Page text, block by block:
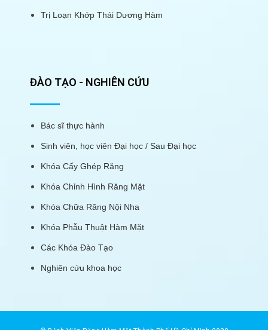
Trị Loạn Khớp Thái Dương Hàm
ĐÀO TẠO - NGHIÊN CỨU
Bác sĩ thực hành
Sinh viên, học viên Đại học / Sau Đại học
Khóa Cấy Ghép Răng
Khóa Chỉnh Hình Răng Mặt
Khóa Chữa Răng Nội Nha
Khóa Phẫu Thuật Hàm Mặt
Các Khóa Đào Tạo
Nghiên cứu khoa học